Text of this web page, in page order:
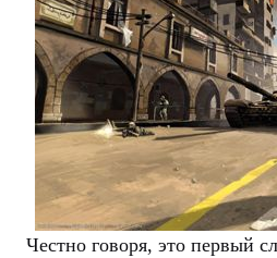
л
Честно говоря, это первый